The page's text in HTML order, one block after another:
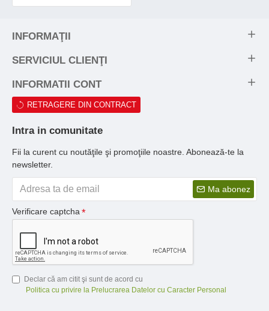
INFORMAŢII
SERVICIUL CLIENŢI
INFORMATII CONT
RETRAGERE DIN CONTRACT
Intra in comunitate
Fii la curent cu noutăţile şi promoţiile noastre. Abonează-te la
newsletter.
Ma abonez
Verificare captcha
Declar că am citit şi sunt de acord cu
Politica cu privire la Prelucrarea Datelor cu Caracter Personal